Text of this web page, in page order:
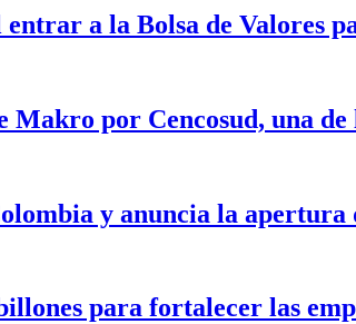
a la Bolsa de Valores
por Cencosud, una
y anuncia la apertura
para fortalecer las